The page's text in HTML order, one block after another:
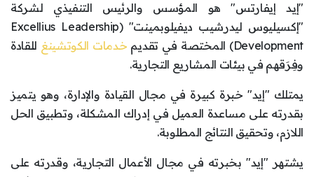
"إيد إيفارتس" هو المؤسس والرئيس التنفيذي لشركة
"إكسيليوس ليدرشيب ديفيلوبمينت" (Excellius Leadership
Development) المختصة في تقديم
خدمات الكوتشينغ للقادة
وفِرَقهم في بيئات المشاريع التجارية.
يمتلك "إيد" خبرة كبيرة في مجال القيادة والإدارة، وهو يتميز
بقدرته على مساعدة العميل في إدراك المشكلة، وتطبيق الحل
اللازم، وتحقيق النتائج المطلوبة.
يشتهر "إيد" بخبرته في مجال الأعمال التجارية، وقدرته على